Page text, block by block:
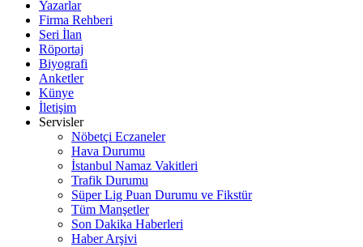
Yazarlar
Firma Rehberi
Seri İlan
Röportaj
Biyografi
Anketler
Künye
İletişim
Servisler
Nöbetçi Eczaneler
Hava Durumu
İstanbul Namaz Vakitleri
Trafik Durumu
Süper Lig Puan Durumu ve Fikstür
Tüm Manşetler
Son Dakika Haberleri
Haber Arşivi